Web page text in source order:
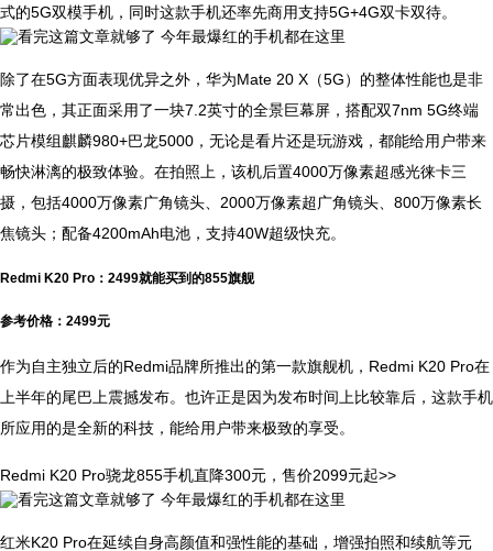
式的5G双模手机，同时这款手机还率先商用支持5G+4G双卡双待。
除了在5G方面表现优异之外，华为Mate 20 X（5G）的整体性能也是非
常出色，其正面采用了一块7.2英寸的全景巨幕屏，搭配双7nm 5G终端
芯片模组麒麟980+巴龙5000，无论是看片还是玩游戏，都能给用户带来
畅快淋漓的极致体验。在拍照上，该机后置4000万像素超感光徕卡三
摄，包括4000万像素广角镜头、2000万像素超广角镜头、800万像素长
焦镜头；配备4200mAh电池，支持40W超级快充。
Redmi K20 Pro：2499就能买到的855旗舰
参考价格：2499元
作为自主独立后的Redmi品牌所推出的第一款旗舰机，Redmi K20 Pro在
上半年的尾巴上震撼发布。也许正是因为发布时间上比较靠后，这款手机
所应用的是全新的科技，能给用户带来极致的享受。
Redmi K20 Pro骁龙855手机直降300元，售价2099元起>>
红米K20 Pro在延续自身高颜值和强性能的基础，增强拍照和续航等元